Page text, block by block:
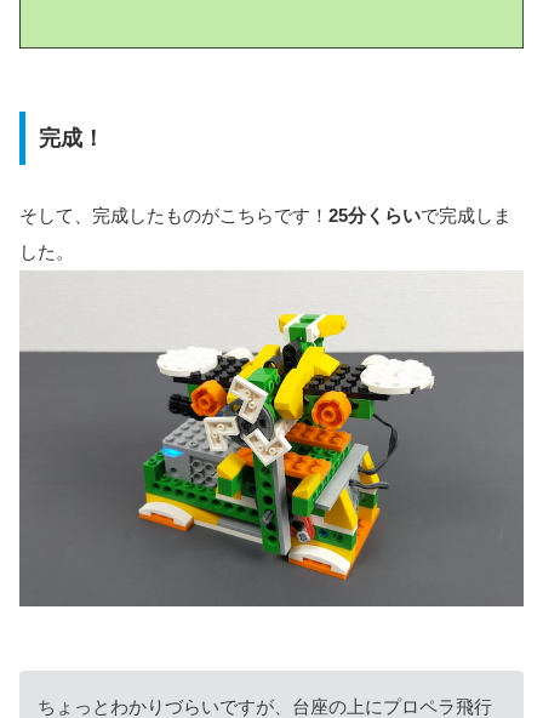
完成！
そして、完成したものがこちらです！ 25分くらいで完成しま
した。
ちょっとわかりづらいですが、台座の上にプロペラ飛行